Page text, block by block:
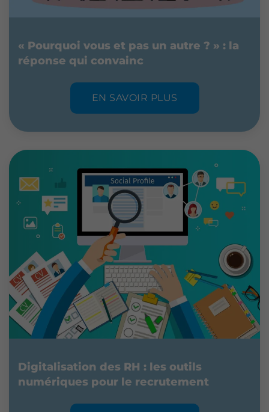
« Pourquoi vous et pas un autre ? » : la
réponse qui convainc
EN SAVOIR PLUS
Digitalisation des RH : les outils
numériques pour le recrutement